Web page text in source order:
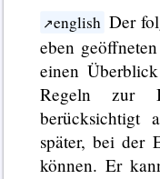
english Der
eben
einen
Regeln zur
berücksichtigt
später, bei der
können. Er